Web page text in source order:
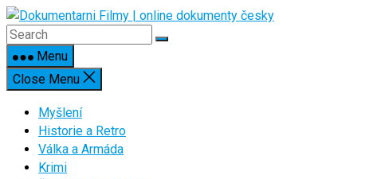
Skip
to
contentMenu
Close Menu
Myšlení
Historie a Retro
Válka a Armáda
Krimi